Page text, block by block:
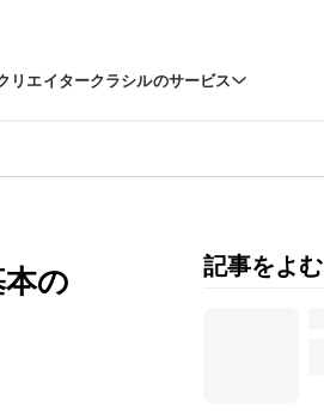
リエイタークラシルのサービス
の
記事をよむ